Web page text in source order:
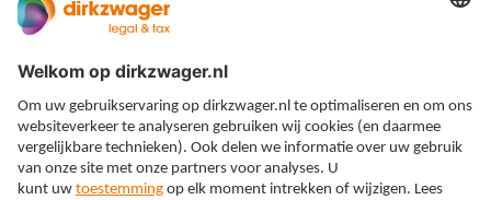
Expertises
Thema’s